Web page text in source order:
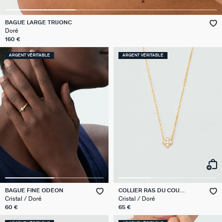
GÉNÉRATION AGATHA
SUR LA PEAU
BAGUE LARGE TRIJONC
Doré
160 €
ARGENT VÉRITABLE
BAGUE FINE ODÉON
Cristal / Doré
60 €
ARGENT VÉRITABLE
COLLIER RAS DU COU
BELOVED
Cristal / Doré
65 €